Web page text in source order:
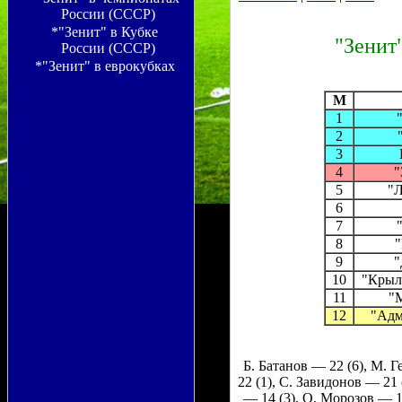
России (СССР)
*"Зенит" в Кубке
России (СССР)
*"Зенит" в еврокубках
M
1
2
3
4
5
6
7
8
9
10
11
12
Б. Батанов — 22 (6), М.
22 (1), С. Завидонов —
— 14 (3), О. Морозов —